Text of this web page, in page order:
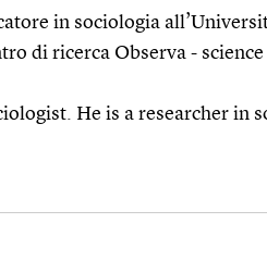
in sociologia
di ricerca Observa -
He is a researcher in